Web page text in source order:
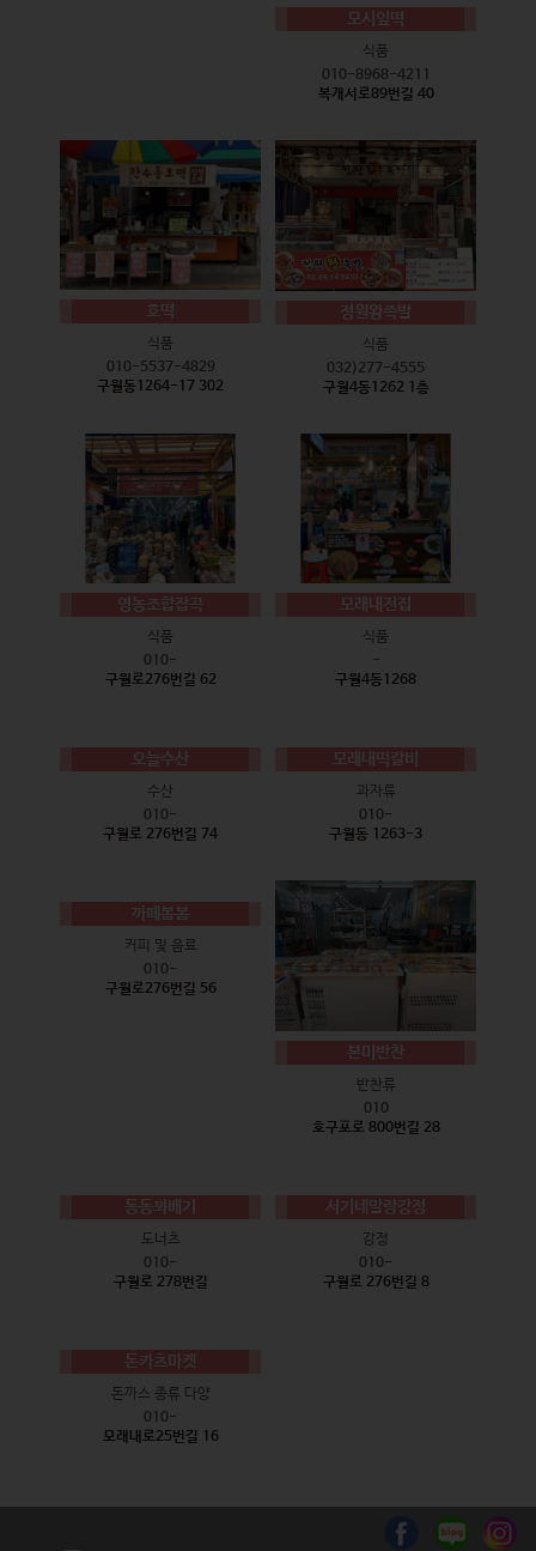
모시잎떡
식품
010-8968-4211
복개서로89번길 40
호떡
식품
010-5537-4829
구월동1264-17 302
정원왕족발
식품
032)277-4555
구월4동1262 1층
영농조합잡곡
식품
010-
구월로276번길 62
모래내전집
식품
-
구월4동1268
오늘수산
수산
010-
구월로 276번길 74
모래내떡갈비
과자류
010-
구월동 1263-3
까페봄봄
커피 및 음료
010-
구월로276번길 56
본미반찬
반찬류
010
호구포로 800번길 28
동동꽈배기
도너츠
010-
구월로 278번길
서기네말랑강정
강정
010-
구월로 276번길 8
돈카츠마켓
돈까스 종류 다양
010-
모래내로25번길 16